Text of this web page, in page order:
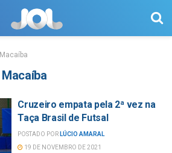
Cruzeiro empata pela 2ª vez na
Taça Brasil de Futsal
POSTADO POR LÚCIO AMARAL
19 DE NOVEMBRO DE 2021